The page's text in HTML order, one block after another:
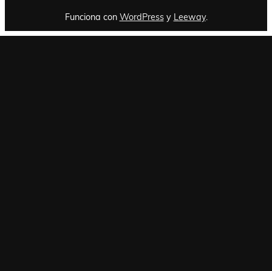
Funciona con WordPressy Leeway.